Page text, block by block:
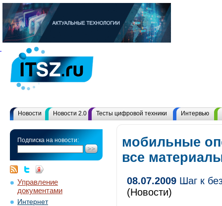
Новости Новости 2.0 Тесты цифровой техники Интервью
Подписка на новости:
Управление
документами
Интернет
мобильные
все
08.07.2009 Шаг к
(Новости)